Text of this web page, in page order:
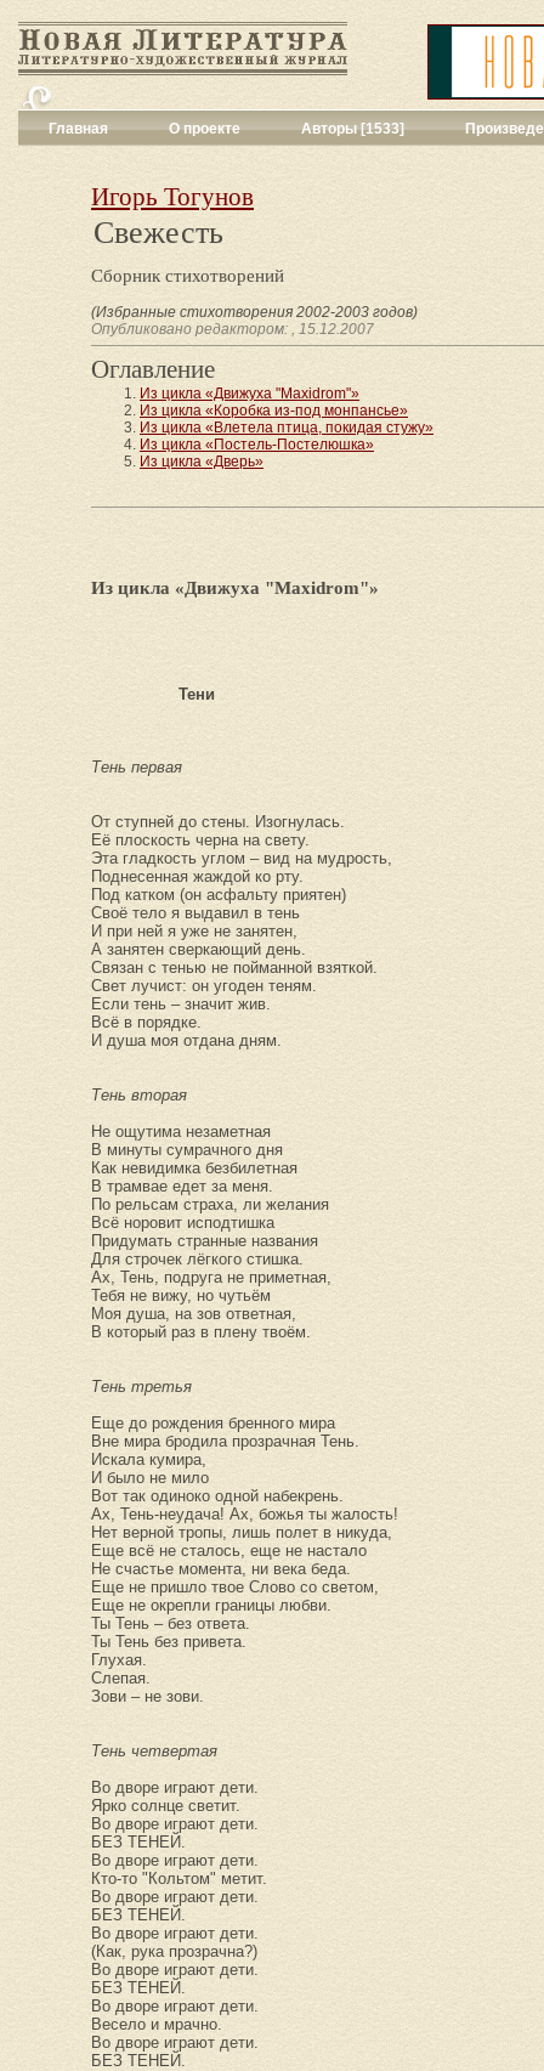
Главная О проекте Авторы [1533]
Игорь Тогунов
Свежесть
Сборник стихотворений
(Избранные стихотворения 2002-2003 годов)
Опубликовано редактором: , 15.12.2007
Оглавление
Из цикла «Движуха "Maxidrom"»
Из цикла «Коробка из-под монпансье»
Из цикла «Влетела птица, покидая стужу»
Из цикла «Постель-Постелюшка»
Из цикла «Дверь»
Из цикла «Движуха "Maxidrom"»
Тени
Тень первая
От ступней до стены. Изогнулась.
Её плоскость черна на свету.
Эта гладкость углом – вид на мудрость,
Поднесенная жаждой ко рту.
Под катком (он асфальту приятен)
Своё тело я выдавил в тень
И при ней я уже не занятен,
А занятен сверкающий день.
Связан с тенью не пойманной взяткой.
Свет лучист: он угоден теням.
Если тень – значит жив.
Всё в порядке.
И душа моя отдана дням.
Тень вторая
Не ощутима незаметная
В минуты сумрачного дня
Как невидимка безбилетная
В трамвае едет за меня.
По рельсам страха, ли желания
Всё норовит исподтишка
Придумать странные названия
Для строчек лёгкого стишка.
Ах, Тень, подруга не приметная,
Тебя не вижу, но чутьём
Моя душа, на зов ответная,
В который раз в плену твоём.
Тень третья
Еще до рождения бренного мира
Вне мира бродила прозрачная Тень.
Искала кумира,
И было не мило
Вот так одиноко одной набекрень.
Ах, Тень-неудача! Ах, божья ты жалость!
Нет верной тропы, лишь полет в никуда,
Еще всё не сталось, еще не настало
Не счастье момента, ни века беда.
Еще не пришло твое Слово со светом,
Еще не окрепли границы любви.
Ты Тень – без ответа.
Ты Тень без привета.
Глухая.
Слепая.
Зови – не зови.
Тень четвертая
Во дворе играют дети.
Ярко солнце светит.
Во дворе играют дети.
БЕЗ ТЕНЕЙ.
Во дворе играют дети.
Кто-то "Кольтом" метит.
Во дворе играют дети.
БЕЗ ТЕНЕЙ.
Во дворе играют дети.
(Как, рука прозрачна?)
Во дворе играют дети.
БЕЗ ТЕНЕЙ.
Во дворе играют дети.
Весело и мрачно.
Во дворе играют дети.
БЕЗ ТЕНЕЙ.